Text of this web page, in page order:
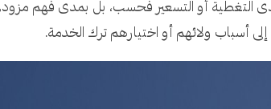
التغطية أو التسعير فحسب، بل بمدى فهم
أسباب ولائهم أو اختيارهم ترك الخدمة.